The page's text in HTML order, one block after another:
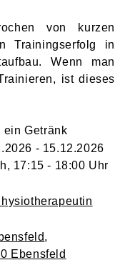
von kurzen
Trainingserfolg in
Wenn man
ist dieses
ein Getränk
- 15.12.2026
17:15 - 18:00 Uhr
,
Ebensfeld